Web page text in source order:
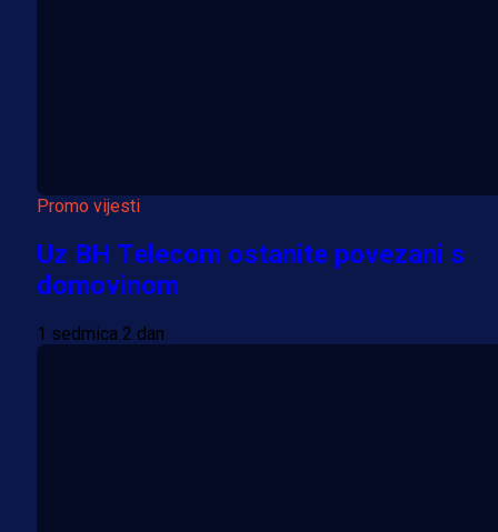
Promo vijesti
Uz BH Telecom ostanite povezani s
domovinom
1 sedmica 2 dan